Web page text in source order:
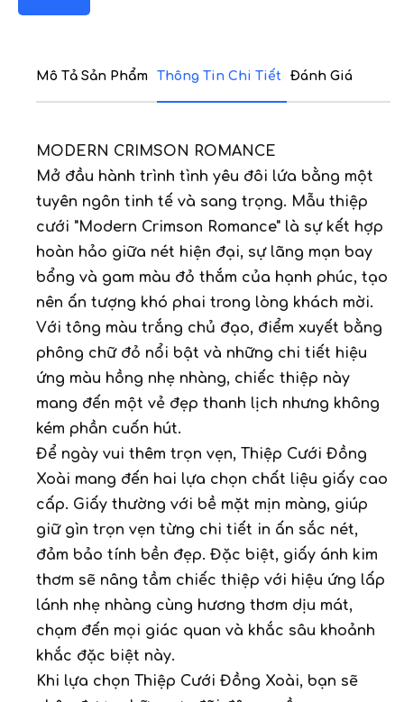
Mô Tả Sản Phẩm Thông Tin Chi Tiết Đánh Giá
MODERN CRIMSON ROMANCE
Mở đầu hành trình tình yêu đôi lứa bằng một
tuyên ngôn tinh tế và sang trọng. Mẫu thiệp
cưới "Modern Crimson Romance" là sự kết hợp
hoàn hảo giữa nét hiện đại, sự lãng mạn bay
bổng và gam màu đỏ thắm của hạnh phúc, tạo
nên ấn tượng khó phai trong lòng khách mời.
Với tông màu trắng chủ đạo, điểm xuyết bằng
phông chữ đỏ nổi bật và những chi tiết hiệu
ứng màu hồng nhẹ nhàng, chiếc thiệp này
mang đến một vẻ đẹp thanh lịch nhưng không
kém phần cuốn hút.
Để ngày vui thêm trọn vẹn, Thiệp Cưới Đồng
Xoài mang đến hai lựa chọn chất liệu giấy cao
cấp. Giấy thường với bề mặt mịn màng, giúp
giữ gìn trọn vẹn từng chi tiết in ấn sắc nét,
đảm bảo tính bền đẹp. Đặc biệt, giấy ánh kim
thơm sẽ nâng tầm chiếc thiệp với hiệu ứng lấp
lánh nhẹ nhàng cùng hương thơm dịu mát,
chạm đến mọi giác quan và khắc sâu khoảnh
khắc đặc biệt này.
Khi lựa chọn Thiệp Cưới Đồng Xoài, bạn sẽ